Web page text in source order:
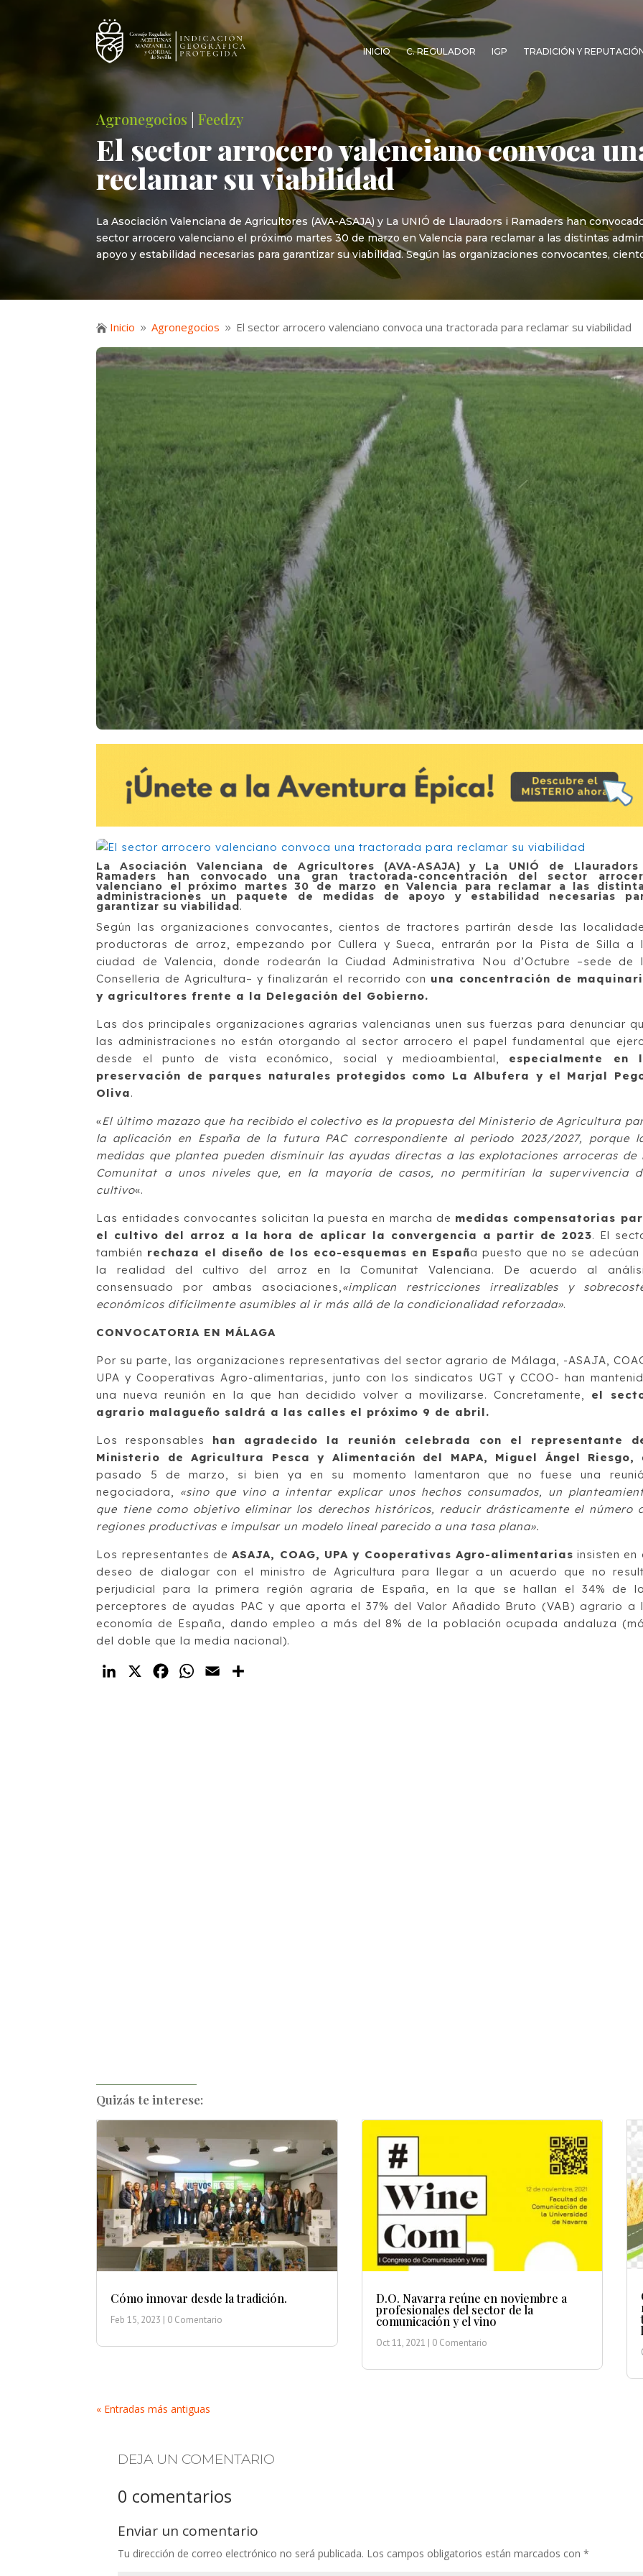
INICIO C. REGULADOR IGP TRADICIÓN Y
Agronegocios |Feedzy
El sector arrocero valenciano convoca
reclamar su viabilidad
La Asociación Valenciana de Agricultores (AVA-ASAJA) y La UNIÓ de Llauradors i Ramaders han
sector arrocero valenciano el próximo martes 30 de marzo en Valencia para reclamar a las distintas
apoyo y estabilidad necesarias para garantizar su viabilidad. Según las organizaciones convocantes,
 Inicio 9 Agronegocios 9 El sector arrocero valenciano convoca una tractorada para reclamar su viabilidad
La Asociación Valenciana de Agricultores (AVA-ASAJA) y La UNIÓ de
Ramaders han convocado una gran tractorada-concentración del sector
valenciano el próximo martes 30 de marzo en Valencia para reclamar a las
administraciones un paquete de medidas de apoyo y estabilidad necesarias
garantizar su viabilidad.
Según las organizaciones convocantes, cientos de tractores partirán desde las
productoras de arroz, empezando por Cullera y Sueca, entrarán por la Pista de Silla a
ciudad de Valencia, donde rodearán la Ciudad Administrativa Nou d’Octubre –sede de
Conselleria de Agricultura– y finalizarán el recorrido con una concentración de
y agricultores frente a la Delegación del Gobierno.
Las dos principales organizaciones agrarias valencianas unen sus fuerzas para denunciar
las administraciones no están otorgando al sector arrocero el papel fundamental que
desde el punto de vista económico, social y medioambiental, especialmente en
preservación de parques naturales protegidos como La Albufera y el Marjal
Oliva.
«El último mazazo que ha recibido el colectivo es la propuesta del Ministerio de Agricultura
la aplicación en España de la futura PAC correspondiente al periodo 2023/2027, porque
medidas que plantea pueden disminuir las ayudas directas a las explotaciones arroceras de
Comunitat a unos niveles que, en la mayoría de casos, no permitirían la supervivencia
cultivo«.
Las entidades convocantes solicitan la puesta en marcha de medidas compensatorias
el cultivo del arroz a la hora de aplicar la convergencia a partir de 2023. El
también rechaza el diseño de los eco-esquemas en España puesto que no se adecúan
la realidad del cultivo del arroz en la Comunitat Valenciana. De acuerdo al
consensuado por ambas asociaciones, «implican restricciones irrealizables y
económicos difícilmente asumibles al ir más allá de la condicionalidad reforzada».
CONVOCATORIA EN MÁLAGA
Por su parte, las organizaciones representativas del sector agrario de Málaga, -ASAJA,
UPA y Cooperativas Agro-alimentarias, junto con los sindicatos UGT y CCOO- han
una nueva reunión en la que han decidido volver a movilizarse. Concretamente, el
agrario malagueño saldrá a las calles el próximo 9 de abril.
Los responsables han agradecido la reunión celebrada con el representante
Ministerio de Agricultura Pesca y Alimentación del MAPA, Miguel Ángel Riesgo,
pasado 5 de marzo, si bien ya en su momento lamentaron que no fuese una
negociadora, «sino que vino a intentar explicar unos hechos consumados, un
que tiene como objetivo eliminar los derechos históricos, reducir drásticamente el número
regiones productivas e impulsar un modelo lineal parecido a una tasa plana».
Los representantes deASAJA, COAG, UPA y Cooperativas Agro-alimentarias insisten en
deseo de dialogar con el ministro de Agricultura para llegar a un acuerdo que no
perjudicial para la primera región agraria de España, en la que se hallan el 34% de
perceptores de ayudas PAC y que aporta el 37% del Valor Añadido Bruto (VAB) agrario a
economía de España, dando empleo a más del 8% de la población ocupada andaluza
del doble que la media nacional).
LinkedIn
X FacebookWhatsApp
Email
Quizás te interese:
Cómo innovar desde la tradición.
Feb 15, 2023 | 0 Comentario
D.O. Navarra reúne en noviembre a
profesionales del sector de la
comunicación y el vino
Oct 11, 2021 | 0 Comentario
« Entradas más antiguas
DEJA UN COMENTARIO
0 comentarios
Enviar un comentario
Tu dirección de correo electrónico no será publicada. Los campos obligatorios están marcados con*